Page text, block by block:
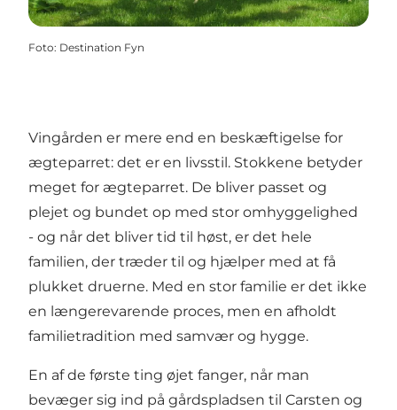
Foto: Destination Fyn
Vingården er mere end en beskæftigelse for
ægteparret: det er en livsstil. Stokkene betyder
meget for ægteparret. De bliver passet og
plejet og bundet op med stor omhyggelighed
- og når det bliver tid til høst, er det hele
familien, der træder til og hjælper med at få
plukket druerne. Med en stor familie er det ikke
en længerevarende proces, men en afholdt
familietradition med samvær og hygge.
En af de første ting øjet fanger, når man
bevæger sig ind på gårdspladsen til Carsten og